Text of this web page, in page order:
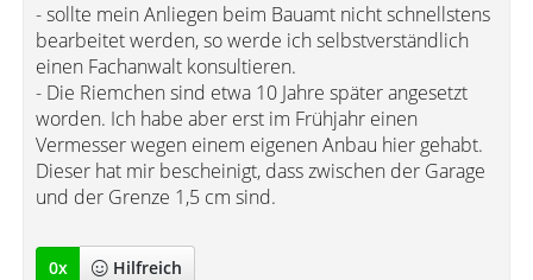
- sollte mein Anliegen beim Bauamt nicht schnellstens
bearbeitet werden, so werde ich selbstverständlich
einen Fachanwalt konsultieren.
- Die Riemchen sind etwa 10 Jahre später angesetzt
worden. Ich habe aber erst im Frühjahr einen
Vermesser wegen einem eigenen Anbau hier gehabt.
Dieser hat mir bescheinigt, dass zwischen der Garage
und der Grenze 1,5 cm sind.
0x Hilfreich